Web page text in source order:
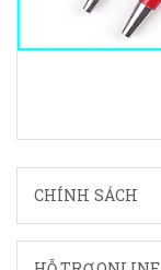
CHÍNH SÁCH